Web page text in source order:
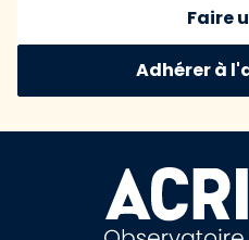
Faire
Adhérer à